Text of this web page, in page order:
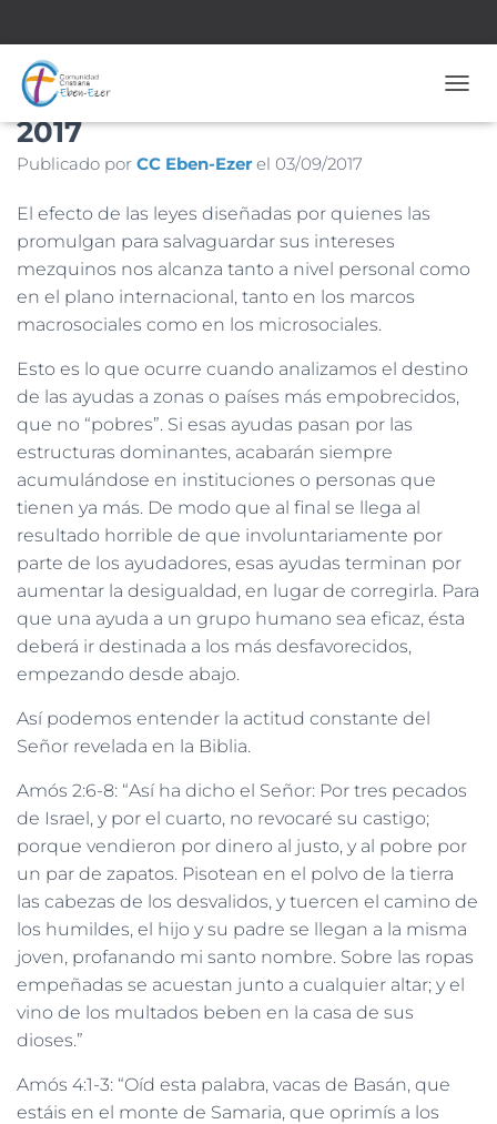
Nº 1.731 – 3 de Septiembre de
2017
Publicado por CC Eben-Ezer el 03/09/2017
El efecto de las leyes diseñadas por quienes las
promulgan para salvaguardar sus intereses
mezquinos nos alcanza tanto a nivel personal como
en el plano internacional, tanto en los marcos
macrosociales como en los microsociales.
Esto es lo que ocurre cuando analizamos el destino
de las ayudas a zonas o países más empobrecidos,
que no “pobres”. Si esas ayudas pasan por las
estructuras dominantes, acabarán siempre
acumulándose en instituciones o personas que
tienen ya más. De modo que al final se llega al
resultado horrible de que involuntariamente por
parte de los ayudadores, esas ayudas terminan por
aumentar la desigualdad, en lugar de corregirla. Para
que una ayuda a un grupo humano sea eficaz, ésta
deberá ir destinada a los más desfavorecidos,
empezando desde abajo.
Así podemos entender la actitud constante del
Señor revelada en la Biblia.
Amós 2:6-8: “Así ha dicho el Señor: Por tres pecados
de Israel, y por el cuarto, no revocaré su castigo;
porque vendieron por dinero al justo, y al pobre por
un par de zapatos. Pisotean en el polvo de la tierra
las cabezas de los desvalidos, y tuercen el camino de
los humildes, el hijo y su padre se llegan a la misma
joven, profanando mi santo nombre. Sobre las ropas
empeñadas se acuestan junto a cualquier altar; y el
vino de los multados beben en la casa de sus
dioses.”
Amós 4:1-3: “Oíd esta palabra, vacas de Basán, que
estáis en el monte de Samaria, que oprimís a los